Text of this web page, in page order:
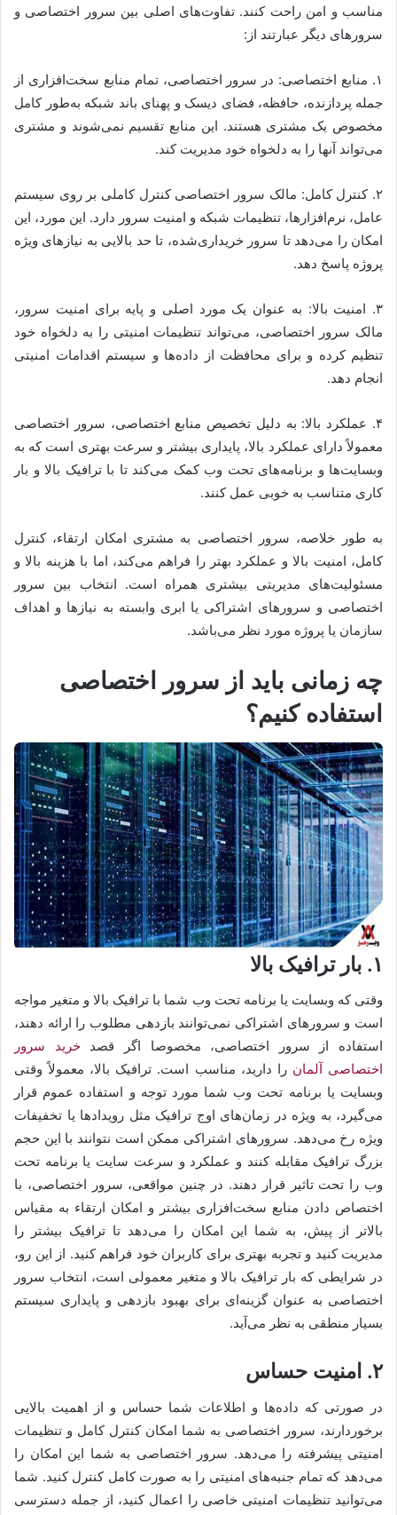
مناسب و امن راحت کنند. تفاوت‌های اصلی بین سرور اختصاصی و
سرورهای دیگر عبارتند از:
۱. منابع اختصاصی: در سرور اختصاصی، تمام منابع سخت‌افزاری از
جمله پردازنده، حافظه، فضای دیسک و پهنای باند شبکه به‌طور کامل
مخصوص یک مشتری هستند. این منابع تقسیم نمی‌شوند و مشتری
می‌تواند آنها را به دلخواه خود مدیریت کند.
۲. کنترل کامل: مالک سرور اختصاصی کنترل کاملی بر روی سیستم
عامل، نرم‌افزارها، تنظیمات شبکه و امنیت سرور دارد. این مورد، این
امکان‌ را می‌دهد تا سرور خریداری‌شده، تا حد بالایی به نیازهای ویژه
پروژه پاسخ دهد.
۳. امنیت بالا: به عنوان یک مورد اصلی و پایه برای امنیت سرور،
مالک سرور اختصاصی، می‌تواند تنظیمات امنیتی را به دلخواه خود
تنظیم کرده و برای محافظت از داده‌ها و سیستم اقدامات امنیتی
انجام دهد.
۴. عملکرد بالا: به دلیل تخصیص منابع اختصاصی، سرور اختصاصی
معمولاً دارای عملکرد بالا، پایداری بیشتر و سرعت بهتری است که به
وبسایت‌ها و برنامه‌های تحت وب کمک می‌کند تا با ترافیک بالا و بار
کاری متناسب به خوبی عمل کنند.
به طور خلاصه، سرور اختصاصی به مشتری امکان ارتقاء، کنترل
کامل، امنیت بالا و عملکرد بهتر را فراهم می‌کند، اما با هزینه بالا و
مسئولیت‌های مدیریتی بیشتری همراه است. انتخاب بین سرور
اختصاصی و سرورهای اشتراکی یا ابری وابسته به نیاز‌ها و اهداف
سازمان یا پروژه مورد نظر می‌باشد.
چه زمانی باید از سرور اختصاصی
استفاده کنیم؟
۱. بار ترافیک بالا
وقتی که وبسایت یا برنامه تحت وب شما با ترافیک بالا و متغیر مواجه
است و سرورهای اشتراکی نمی‌توانند بازدهی مطلوب را ارائه دهند،
استفاده از سرور اختصاصی، مخصوصا اگر قصدخرید
سرور
اختصاصی آلمان را دارید، مناسب است. ترافیک بالا، معمولاً وقتی
وبسایت یا برنامه تحت وب شما مورد توجه و استفاده عموم قرار
می‌گیرد، به ویژه در زمان‌های اوج ترافیک مثل رویدادها یا تخفیفات
ویژه رخ می‌دهد. سرورهای اشتراکی ممکن است نتوانند با این حجم
بزرگ ترافیک مقابله کنند و عملکرد و سرعت سایت یا برنامه تحت
وب را تحت تاثیر قرار دهند. در چنین مواقعی، سرور اختصاصی، با
اختصاص دادن منابع سخت‌افزاری بیشتر و امکان ارتقاء به مقیاس
بالاتر از پیش، به شما این امکان را می‌دهد تا ترافیک بیشتر را
مدیریت کنید و تجربه بهتری برای کاربران خود فراهم کنید. از این رو،
در شرایطی که بار ترافیک بالا و متغیر معمولی است، انتخاب سرور
اختصاصی به عنوان گزینه‌ای برای بهبود بازدهی و پایداری سیستم
بسیار منطقی به نظر می‌آید.
۲. امنیت حساس
در صورتی که داده‌ها و اطلاعات شما حساس و از اهمیت بالایی
برخوردارند، سرور اختصاصی به شما امکان کنترل کامل و تنظیمات
امنیتی پیشرفته را می‌دهد. سرور اختصاصی به شما این امکان را
می‌دهد که تمام جنبه‌های امنیتی را به صورت کامل کنترل کنید. شما
می‌توانید تنظیمات امنیتی خاصی را اعمال کنید، از جمله دسترسی